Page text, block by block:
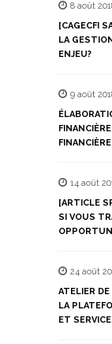
une
8 août
[CAGECFI
LA
ENJEU?
9 août
14 août
[ARTICLE
SI VOUS
24 août
ATELIER
LA
ET